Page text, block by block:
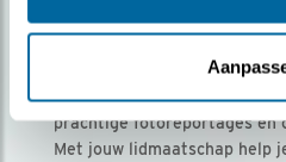
Ontvang 5 x Vogels
Vogels is het tijdschrift voor
prachtige fotoreportages en
Met jouw lidmaatschap help